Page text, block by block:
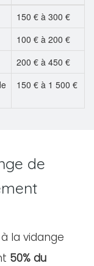
150 € à 300 €
100 € à 200 €
200 € à 450 €
150 € à 1 500 €
de
la vidange
50% du